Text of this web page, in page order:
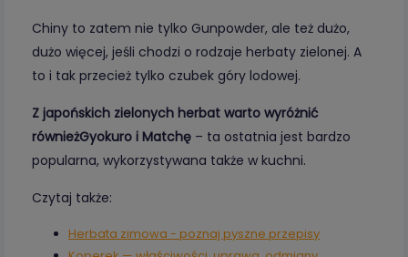
Chiny to zatem nie tylko Gunpowder, ale też dużo,
dużo więcej, jeśli chodzi o rodzaje herbaty zielonej. A
to i tak przecież tylko czubek góry lodowej.
Z japońskich zielonych herbat warto wyróżnić
równieżGyokuro i Matchę – ta ostatnia jest bardzo
popularna, wykorzystywana także w kuchni.
Czytaj także:
Herbata zimowa - poznaj pyszne przepisy